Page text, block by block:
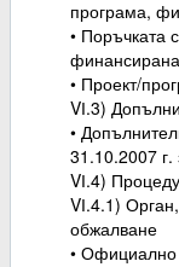
програма,
• Поръчката
• Проект/
VІ.3)
•
31.10.2007 г.
VІ.4)
VІ.4.1)
обжалване
•